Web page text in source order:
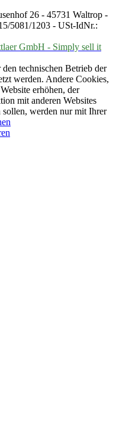
26 - 45731 Waltrop -
5081/1203 - USt-IdNr.:
GmbH - Simply sell it
technischen Betrieb der
werden. Andere Cookies,
erhöhen, der
mit anderen Websites
werden nur mit Ihrer